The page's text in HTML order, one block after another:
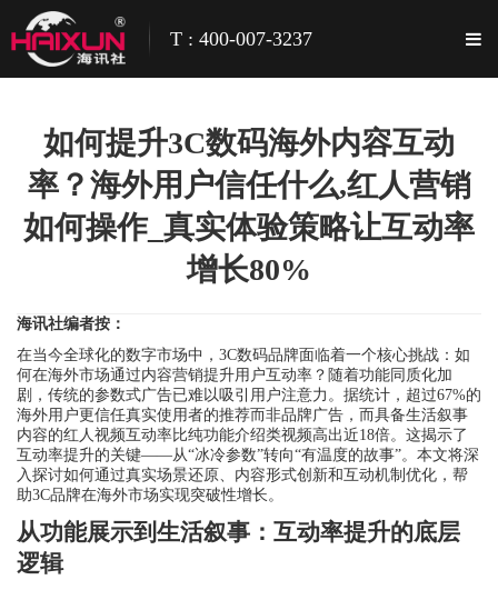
T : 400-007-3237
如何提升3C数码海外内容互动
率？海外用户信任什么,红人营销
如何操作_真实体验策略让互动率
增长80%
海讯社编者按：
在当今全球化的数字市场中，3C数码品牌面临着一个核心挑战：如
何在海外市场通过内容营销提升用户互动率？随着功能同质化加
剧，传统的参数式广告已难以吸引用户注意力。据统计，超过67%的
海外用户更信任真实使用者的推荐而非品牌广告，而具备生活叙事
内容的红人视频互动率比纯功能介绍类视频高出近18倍。这揭示了
互动率提升的关键——从“冰冷参数”转向“有温度的故事”。本文将深
入探讨如何通过真实场景还原、内容形式创新和互动机制优化，帮
助3C品牌在海外市场实现突破性增长。
从功能展示到生活叙事：互动率提升的底层
逻辑